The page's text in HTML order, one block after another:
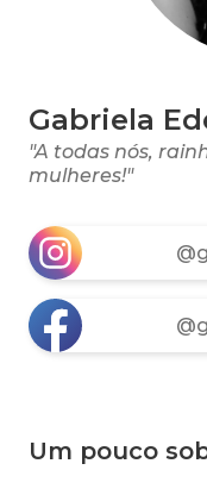
Gabriela
"A todas nós,
mulheres!"
Um pouco